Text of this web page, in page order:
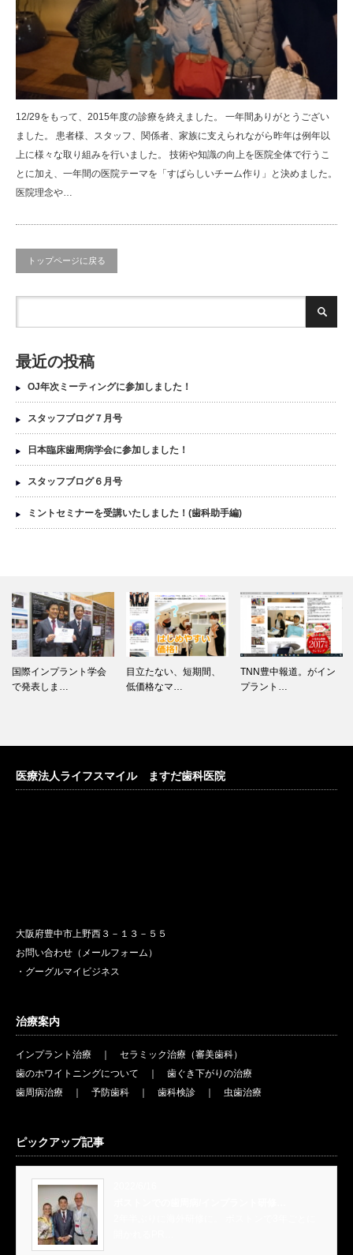
12/29をもって、2015年度の診療を終えました。 一年間ありがとうござい
ました。 患者様、スタッフ、関係者、家族に支えられながら昨年は例年以
上に様々な取り組みを行いました。 技術や知識の向上を医院全体で行うこ
とに加え、一年間の医院テーマを「すばらしいチーム作り」と決めました。
医院理念や…
トップページに戻る
最近の投稿
OJ年次ミーティングに参加しました！
スタッフブログ７月号
日本臨床歯周病学会に参加しました！
スタッフブログ６月号
ミントセミナーを受講いたしました！(歯科助手編)
国際インプラント学会
で発表しま…
目立たない、短期間、
低価格なマ…
TNN豊中報道。がイン
プラント…
医療法人ライフスマイル ますだ歯科医院
大阪府豊中市上野西３－１３－５５
お問い合わせ（メールフォーム）
・グーグルマイビジネス
治療案内
インプラント治療 ｜ セラミック治療（審美歯科）
歯のホワイトニングについて ｜ 歯ぐき下がりの治療
歯周病治療 ｜ 予防歯科 ｜ 歯科検診 ｜ 虫歯治療
ピックアップ記事